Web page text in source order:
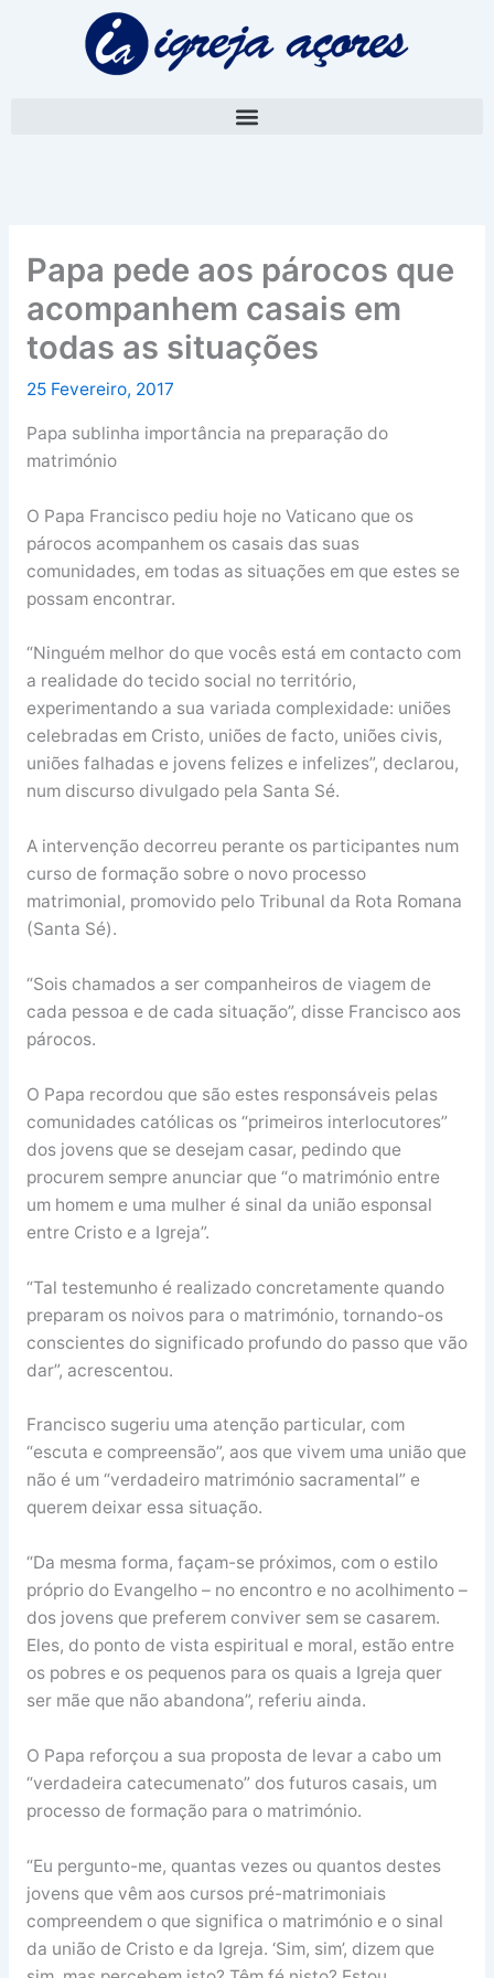
Papa pede aos párocos que
acompanhem casais em
todas as situações
25 Fevereiro, 2017
Papa sublinha importância na preparação do
matrimónio
O Papa Francisco pediu hoje no Vaticano que os
párocos acompanhem os casais das suas
comunidades, em todas as situações em que estes se
possam encontrar.
“Ninguém melhor do que vocês está em contacto com
a realidade do tecido social no território,
experimentando a sua variada complexidade: uniões
celebradas em Cristo, uniões de facto, uniões civis,
uniões falhadas e jovens felizes e infelizes”, declarou,
num discurso divulgado pela Santa Sé.
A intervenção decorreu perante os participantes num
curso de formação sobre o novo processo
matrimonial, promovido pelo Tribunal da Rota Romana
(Santa Sé).
“Sois chamados a ser companheiros de viagem de
cada pessoa e de cada situação”, disse Francisco aos
párocos.
O Papa recordou que são estes responsáveis pelas
comunidades católicas os “primeiros interlocutores”
dos jovens que se desejam casar, pedindo que
procurem sempre anunciar que “o matrimónio entre
um homem e uma mulher é sinal da união esponsal
entre Cristo e a Igreja”.
“Tal testemunho é realizado concretamente quando
preparam os noivos para o matrimónio, tornando-os
conscientes do significado profundo do passo que vão
dar”, acrescentou.
Francisco sugeriu uma atenção particular, com
“escuta e compreensão”, aos que vivem uma união que
não é um “verdadeiro matrimónio sacramental” e
querem deixar essa situação.
“Da mesma forma, façam-se próximos, com o estilo
próprio do Evangelho – no encontro e no acolhimento –
dos jovens que preferem conviver sem se casarem.
Eles, do ponto de vista espiritual e moral, estão entre
os pobres e os pequenos para os quais a Igreja quer
ser mãe que não abandona”, referiu ainda.
O Papa reforçou a sua proposta de levar a cabo um
“verdadeira catecumenato” dos futuros casais, um
processo de formação para o matrimónio.
“Eu pergunto-me, quantas vezes ou quantos destes
jovens que vêm aos cursos pré-matrimoniais
compreendem o que significa o matrimónio e o sinal
da união de Cristo e da Igreja. ‘Sim, sim’, dizem que